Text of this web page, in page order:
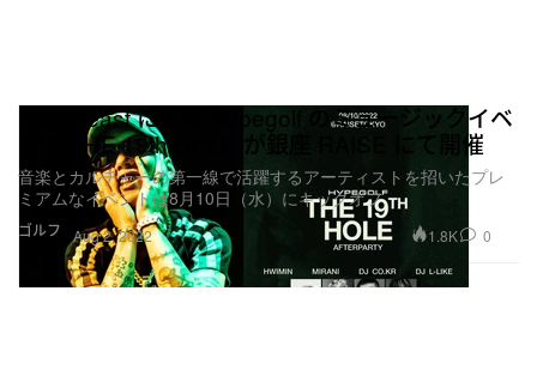
ゴルフ
Hypebeast による Hypegolf のミュージックイベ
ント THE 19th HOLE が銀座 RAISE にて開催
音楽とカルチャーの第一線で活躍するアーティストを招いたプレ
ミアムなイベントは8月10日（水）にキックオフ
Aug 2, 2022 1.8K 0